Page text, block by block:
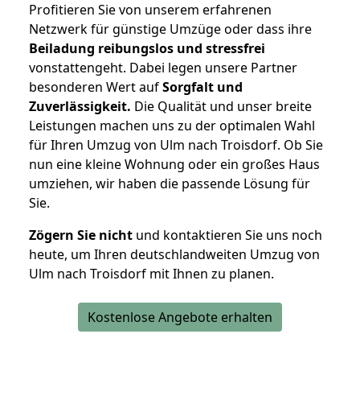
Profitieren Sie von unserem erfahrenen
Netzwerk für günstige Umzüge oder dass ihre
Beiladung reibungslos und stressfrei
vonstattengeht. Dabei legen unsere Partner
besonderen Wert aufSorgfalt und
Zuverlässigkeit. Die Qualität und unser breite
Leistungen machen uns zu der optimalen Wahl
für Ihren Umzug von Ulm nach Troisdorf. Ob Sie
nun eine kleine Wohnung oder ein großes Haus
umziehen, wir haben die passende Lösung für
Sie.
Zögern Sie nicht und kontaktieren Sie uns noch
heute, um Ihren deutschlandweiten Umzug von
Ulm nach Troisdorf mit Ihnen zu planen.
Kostenlose Angebote erhalten